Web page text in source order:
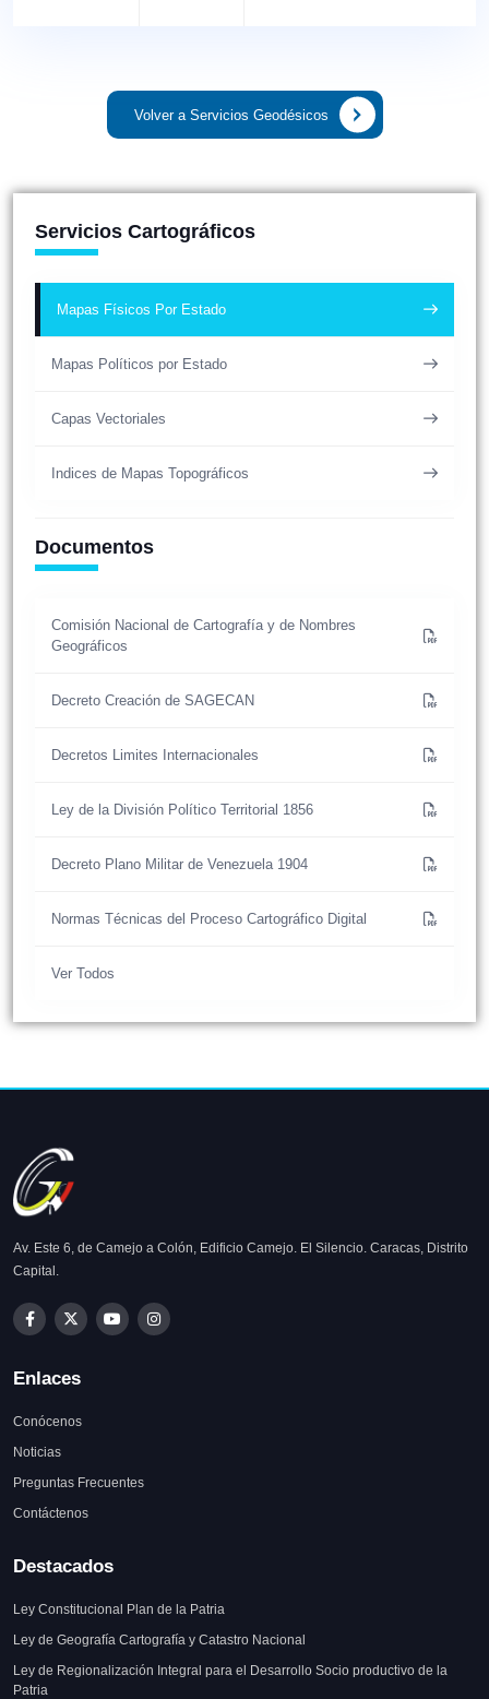
Volver a Servicios Geodésicos
Servicios Cartográficos
Mapas Físicos Por Estado
Mapas Políticos por Estado
Capas Vectoriales
Indices de Mapas Topográficos
Documentos
Comisión Nacional de Cartografía y de Nombres
Geográficos
Decreto Creación de SAGECAN
Decretos Limites Internacionales
Ley de la División Político Territorial 1856
Decreto Plano Militar de Venezuela 1904
Normas Técnicas del Proceso Cartográfico Digital
Ver Todos
Av. Este 6, de Camejo a Colón, Edificio Camejo. El Silencio. Caracas, Distrito
Capital.
Enlaces
Conócenos
Noticias
Preguntas Frecuentes
Contáctenos
Destacados
Ley Constitucional Plan de la Patria
Ley de Geografía Cartografía y Catastro Nacional
Ley de Regionalización Integral para el Desarrollo Socio productivo de la
Patria